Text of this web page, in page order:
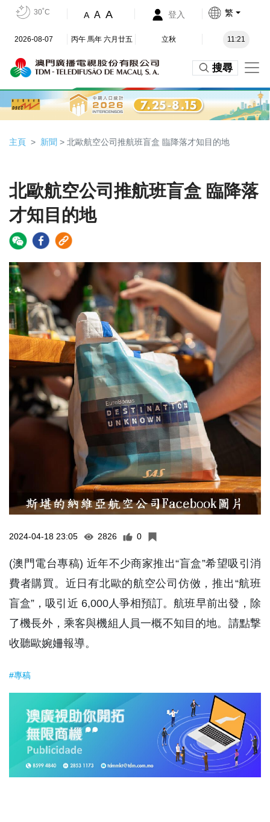
30˚C A A A 登入 繁
2026-08-07 丙午 馬年 六月廿五 立秋 11:21
搜尋
主頁 新聞 > 北歐航空公司推航班盲盒 臨降落才知目的地
北歐航空公司推航班盲盒 臨降落
才知目的地
2024-04-18 23:05 2826 0
(澳門電台專稿) 近年不少商家推出“盲盒”希望吸引消
費者購買。近日有北歐的航空公司仿傚，推出“航班
盲盒”，吸引近 6,000人爭相預訂。航班早前出發，除
了機長外，乘客與機組人員一概不知目的地。請點撃
收聽歐婉姍報導。
#專稿